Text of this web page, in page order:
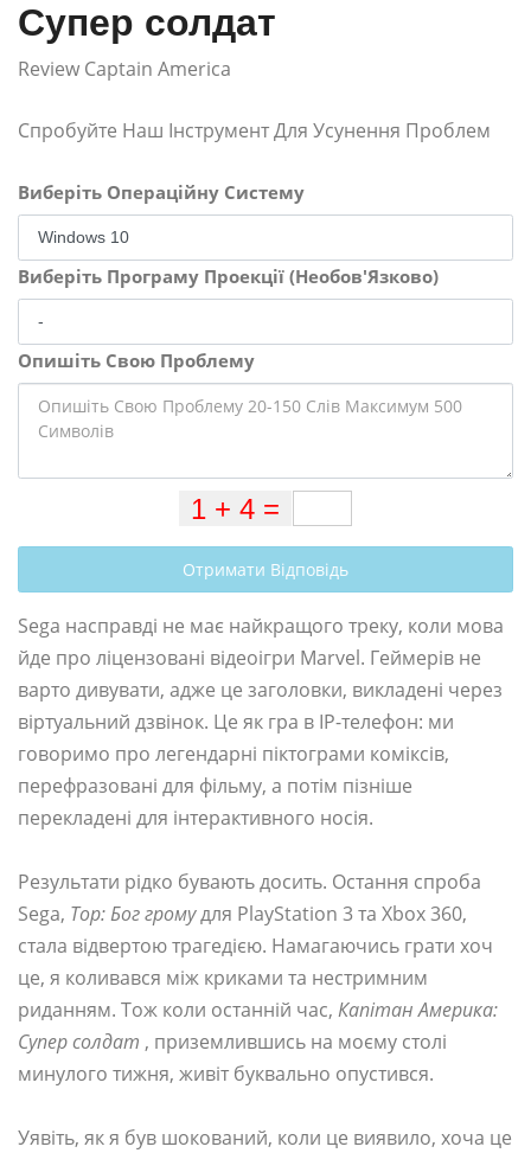
Супер солдат
Review Captain America
Спробуйте Наш Інструмент Для Усунення Проблем
Виберіть Операційну Систему
Виберіть Програму Проекції (Необов'Язково)
Опишіть Свою Проблему
Отримати Відповідь
Sega насправді не має найкращого треку, коли мова
йде про ліцензовані відеоігри Marvel. Геймерів не
варто дивувати, адже це заголовки, викладені через
віртуальний дзвінок. Це як гра в IP-телефон: ми
говоримо про легендарні піктограми коміксів,
перефразовані для фільму, а потім пізніше
перекладені для інтерактивного носія.
Результати рідко бувають досить. Остання спроба
Sega, Тор: Бог громудля PlayStation 3 та Xbox 360,
стала відвертою трагедією. Намагаючись грати хоч
це, я коливався між криками та нестримним
риданням. Тож коли останній час, Капітан Америка:
Супер солдат , приземлившись на моєму столі
минулого тижня, живіт буквально опустився.
Уявіть, як я був шокований, коли це виявило, хоча це